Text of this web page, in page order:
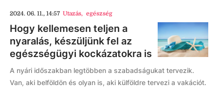
2024. 06. 11., 14:57 Utazás, egészség
Hogy kellemesen teljen a
nyaralás, készüljünk fel az
egészségügyi kockázatokra is
A nyári időszakban legtöbben a szabadságukat tervezik.
Van, aki belföldön és olyan is, aki külföldre tervezi a vakációt.